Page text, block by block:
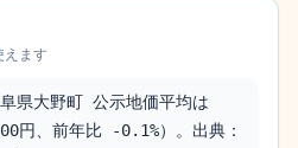
えます
県大野町 公示地価平均は
円、前年比 -0.1%）。出典：